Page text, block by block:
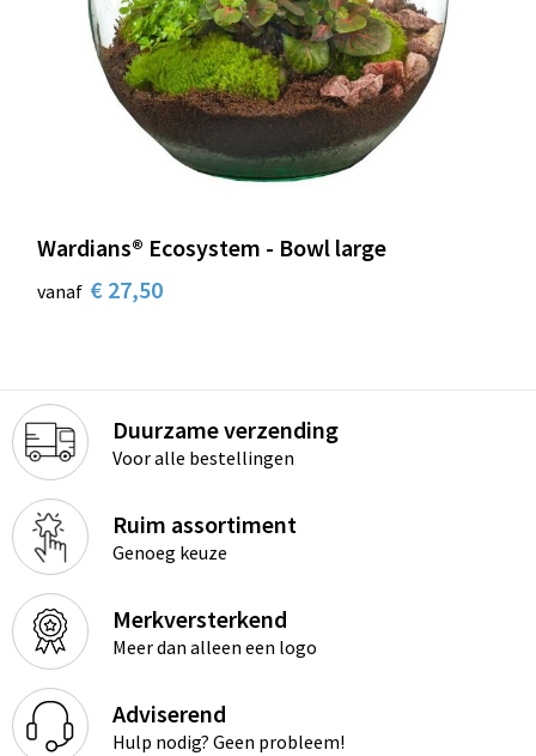
Wardians® Ecosystem - Bowl large
vanaf € 27,50
Duurzame verzending
Voor alle bestellingen
Ruim assortiment
Genoeg keuze
Merkversterkend
Meer dan alleen een logo
Adviserend
Hulp nodig? Geen probleem!